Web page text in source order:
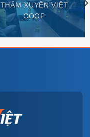
THĂM XUYÊN VIỆT
COOP